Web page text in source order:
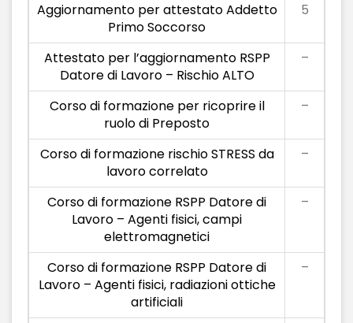
Aggiornamento per attestato Addetto
Primo Soccorso
5
Attestato per l’aggiornamento RSPP
Datore di Lavoro – Rischio ALTO
–
Corso di formazione per ricoprire il
ruolo di Preposto
–
Corso di formazione rischio STRESS da
lavoro correlato
–
Corso di formazione RSPP Datore di
Lavoro – Agenti fisici, campi
elettromagnetici
–
Corso di formazione RSPP Datore di
Lavoro – Agenti fisici, radiazioni ottiche
artificiali
–